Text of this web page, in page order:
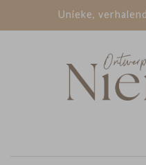
Unieke,